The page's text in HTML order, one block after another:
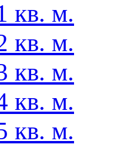
кв. м.
кв. м.
кв. м.
кв. м.
кв. м.